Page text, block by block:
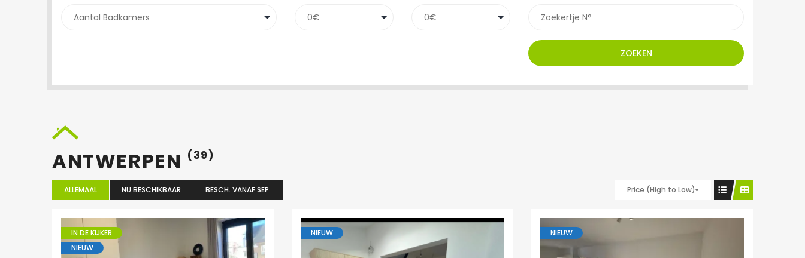
ZOEKEN
ANTWERPEN (39)
ALLEMAAL NU BESCHIKBAAR BESCH. VANAF SEP. Price (High to Low)
IN DE KIJKER
NIEUW
NIEUW NIEUW